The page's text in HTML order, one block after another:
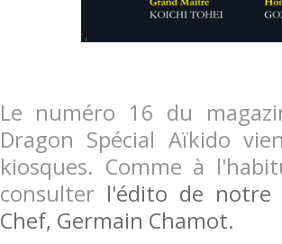
Le numéro 16 du
Dragon Spécial Aïkido
kiosques. Comme à
consulter l'édito de
Chef, Germain Chamot.